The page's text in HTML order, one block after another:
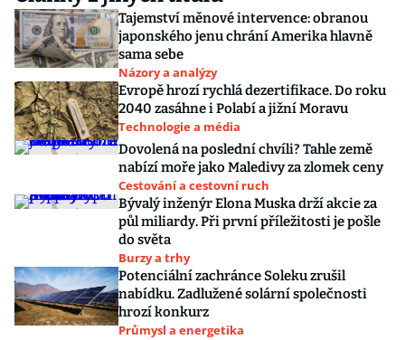
Tajemství měnové intervence: obranou
japonského jenu chrání Amerika hlavně
sama sebe
Názory a analýzy
Evropě hrozí rychlá dezertifikace. Do roku
2040 zasáhne i Polabí a jižní Moravu
Technologie a média
Dovolená na poslední chvíli? Tahle země
nabízí moře jako Maledivy za zlomek ceny
Cestování a cestovní ruch
Bývalý inženýr Elona Muska drží akcie za
půl miliardy. Při první příležitosti je pošle
do světa
Burzy a trhy
Potenciální zachránce Soleku zrušil
nabídku. Zadlužené solární společnosti
hrozí konkurz
Průmysl a energetika